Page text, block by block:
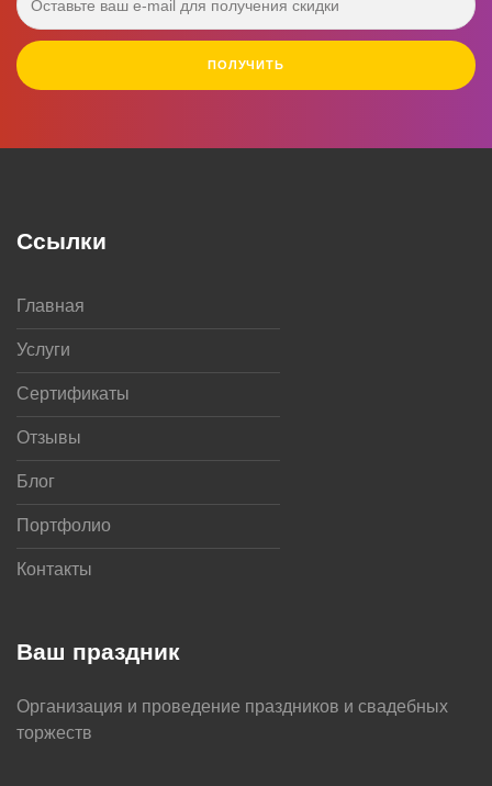
ПОЛУЧИТЬ
Ваш праздник
Организация и проведение праздников и свадебных
торжеств
Ссылки
Главная
Услуги
Сертификаты
Отзывы
Блог
Портфолио
Контакты